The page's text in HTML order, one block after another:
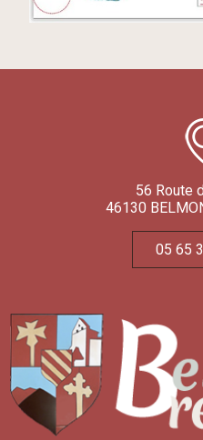
56 Route
46130
05 65